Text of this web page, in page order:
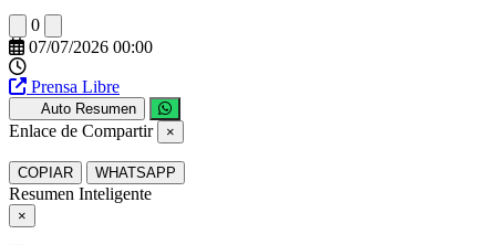
0
07/07/2026 00:00
Prensa Libre
Auto Resumen
Enlace de Compartir ×
COPIAR WHATSAPP
Resumen Inteligente
×